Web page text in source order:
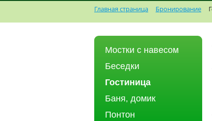
Главная страница Бронирование
Мостки с навесом
Беседки
Гостиница
Баня, домик
Понтон